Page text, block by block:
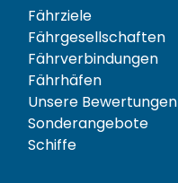
Fährziele
Fährgesellschaften
Fährverbindungen
Fährhäfen
Unsere Bewertungen
Sonderangebote
Schiffe